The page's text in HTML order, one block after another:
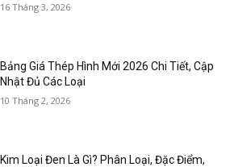
16 Tháng 3, 2026
Bảng Giá Thép Hình Mới 2026 Chi Tiết, Cập
Nhật Đủ Các Loại
10 Tháng 2, 2026
Kim Loại Đen Là Gì? Phân Loại, Đặc Điểm,